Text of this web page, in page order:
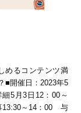
めるコンテンツ満
■開催日：2023年5
5月3日12：00～
～14：00 与